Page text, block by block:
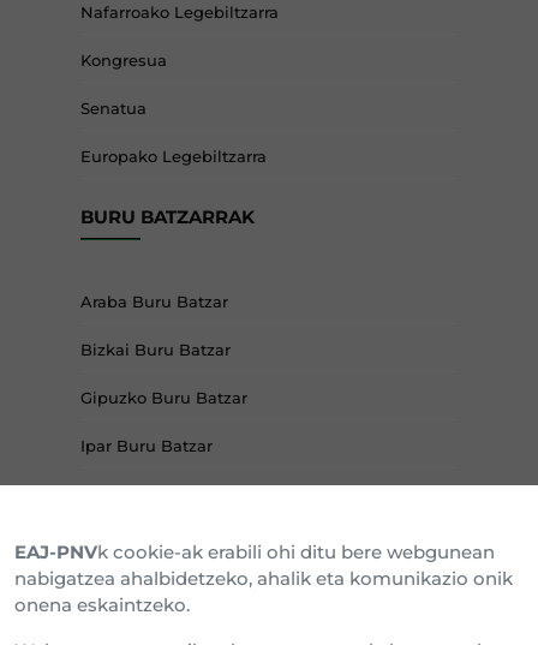
Nafarroako Legebiltzarra
Kongresua
Senatua
Europako Legebiltzarra
BURU BATZARRAK
Araba Buru Batzar
Bizkai Buru Batzar
Gipuzko Buru Batzar
Ipar Buru Batzar
EAJ-PNVk cookie-ak erabili ohi ditu bere webgunean
nabigatzea ahalbidetzeko, ahalik eta komunikazio onik
onena eskaintzeko.